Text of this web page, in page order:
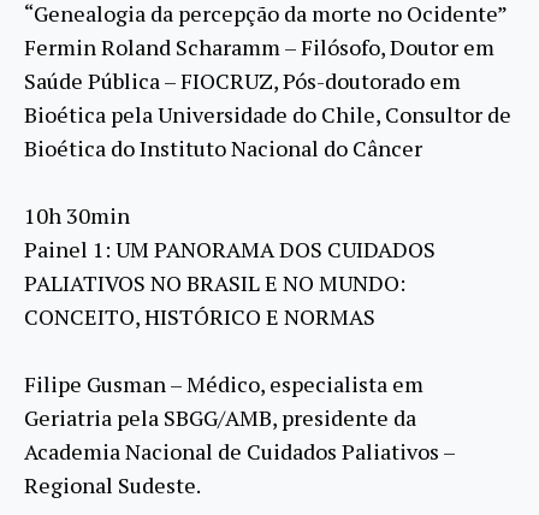
“Genealogia da percepção da morte no Ocidente”
Fermin Roland Scharamm – Filósofo, Doutor em
Saúde Pública – FIOCRUZ, Pós-doutorado em
Bioética pela Universidade do Chile, Consultor de
Bioética do Instituto Nacional do Câncer
10h 30min
Painel 1: UM PANORAMA DOS CUIDADOS
PALIATIVOS NO BRASIL E NO MUNDO:
CONCEITO, HISTÓRICO E NORMAS
Filipe Gusman – Médico, especialista em
Geriatria pela SBGG/AMB, presidente da
Academia Nacional de Cuidados Paliativos –
Regional Sudeste.